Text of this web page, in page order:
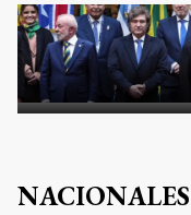
NACIONALES